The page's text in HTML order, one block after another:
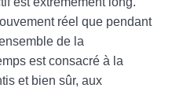
réel que pendant
de la
est consacré à la
et bien sûr, aux